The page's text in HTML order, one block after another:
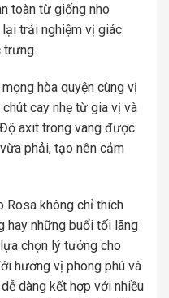
toàn từ giống nho
trải nghiệm vị giác
hòa quyện cùng vị
cay nhẹ từ gia vị và
axit trong vang được
phải, tạo nên cảm
Rosa không chỉ thích
hay những buổi tối lãng
chọn lý tưởng cho
hương vị phong phú và
dàng kết hợp với nhiều